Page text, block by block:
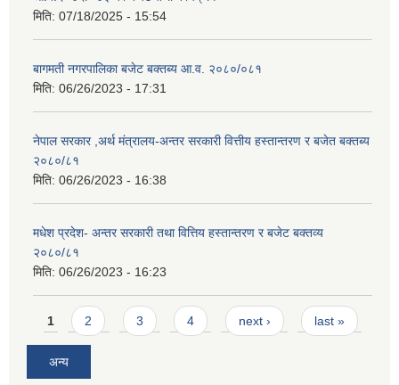
मिति: 07/18/2025 - 15:54
बागमती नगरपालिका बजेट बक्तब्य आ.व. २०८०/०८१
मिति: 06/26/2023 - 17:31
नेपाल सरकार ,अर्थ मंत्रालय-अन्तर सरकारी वित्तीय हस्तान्तरण र बजेत बक्तब्य
२०८०/८१
मिति: 06/26/2023 - 16:38
मधेश प्रदेश- अन्तर सरकारी तथा वित्तिय हस्तान्तरण र बजेट बक्तव्य
२०८०/८१
मिति: 06/26/2023 - 16:23
Pages
1 2 3 4 next › last »
अन्य